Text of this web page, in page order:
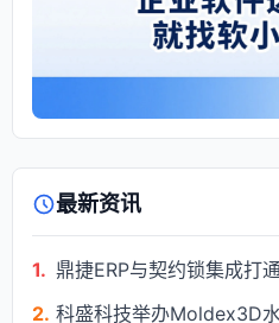
最新资讯
1. 鼎捷ERP与契约锁集成打
2. 科盛科技举办Moldex3D